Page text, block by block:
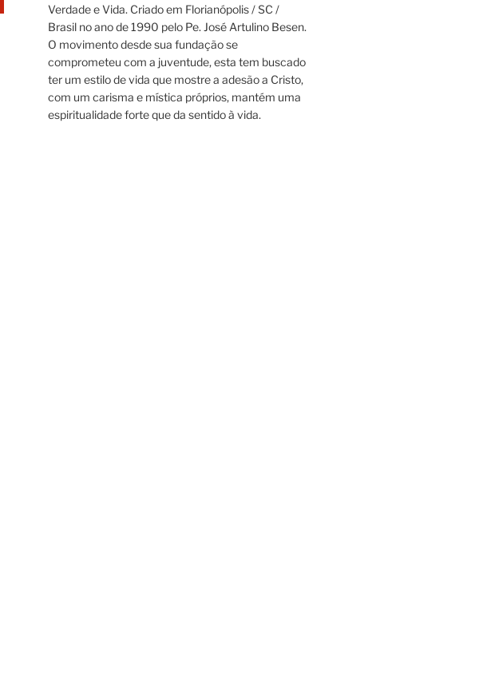
Verdade e Vida. Criado em Florianópolis / SC /
Brasil no ano de 1990 pelo Pe. José Artulino Besen.
O movimento desde sua fundação se
comprometeu com a juventude, esta tem buscado
ter um estilo de vida que mostre a adesão a Cristo,
com um carisma e mística próprios, mantém uma
espiritualidade forte que da sentido à vida.